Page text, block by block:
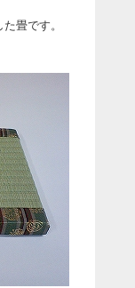
畳です。